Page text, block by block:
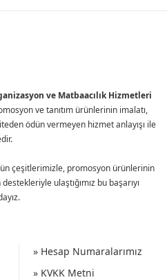
ve Matbaacılık Hizmetleri
ve tanıtım ürünlerinin imalatı,
ödün vermeyen hizmet anlayışı ile
çeşitlerimizle, promosyon ürünlerinin
ulaştığımız bu başarıyı
» Hesap Numaralarımız
» KVKK Metni